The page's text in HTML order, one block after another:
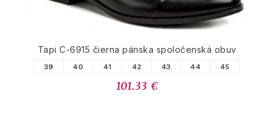
Tapi C-6915 čierna pánska spoločenská obuv
39 40 41 42 43 44 45
101.33 €